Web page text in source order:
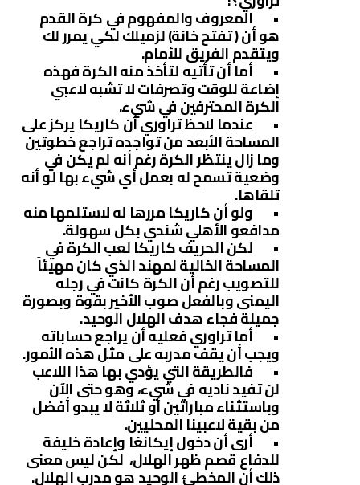
• المعروف والمفهوم في كرة القدم
هو أن ( تفتح خانة) لزميلك لكي يمرر لك
ويتقدم الفريق للأمام.
• أما أن تأتيه لتأخذ منه الكرة فهذه
إضاعة للوقت وتصرفات لا تشبه لاعبي
الكرة المحترفين في شيء.
• عندما لاحظ تراوري أن كاريكا يركز على
المساحة الأبعد من تواجده تراجع خطوتين
وما زال ينتظر الكرة رغم أنه لم يكن في
وضعية تسمح له بعمل أي شيء بها لو أنه
تلقاها.
• ولو أن كاريكا مررها له لاستلمها منه
مدافعو الأهلي شندي بكل سهولة.
• لكن الحريف كاريكا لعب الكرة في
المساحة الخالية لمهند الذي كان مهيئاً
للتصويب رغم أن الكرة كانت في رجله
اليمنى وبالفعل صوب الأخير بقوة وبصورة
جميلة فجاء هدف الهلال الوحيد.
• أما تراوري فعليه أن يراجع حساباته
ويجب أن يقف مدربه على مثل هذه الأمور.
• فالطريقة التي يؤدي بها هذا اللاعب
لن تفيد ناديه في شيء، وهو حتى الآن
وباستثناء مباراتين أو ثلاثة لا يبدو أفضل
من بقية لاعبينا المحليين.
• أرى أن دخول إيكانغا وإعادة خليفة
للدفاع قصم ظهر الهلال، لكن ليس معنى
ذلك أن المخطئ الوحيد هو مدرب الهلال.